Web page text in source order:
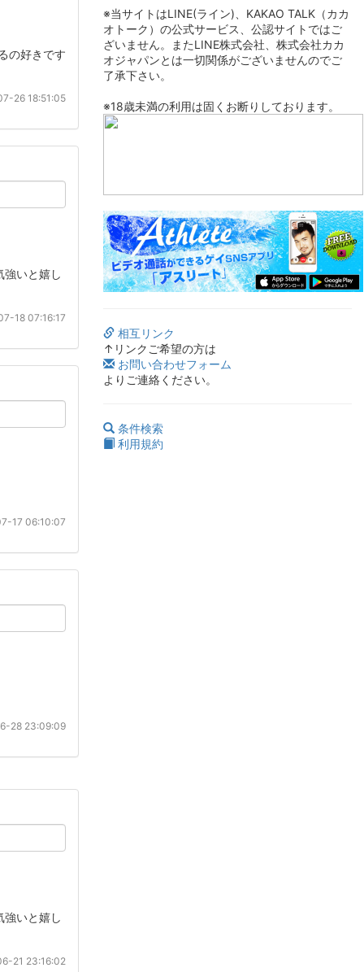
の好きです
26 18:51:05
強いと嬉し
18 07:16:17
17 06:10:07
28 23:09:09
強いと嬉し
21 23:16:02
※当サイトはLINE(ライン)、KAKAO TALK（カカ
オトーク）の公式サービス、公認サイトではご
ざいません。またLINE株式会社、株式会社カカ
オジャパンとは一切関係がございませんのでご
了承下さい。
※18歳未満の利用は固くお断りしております。
相互リンク
↑リンクご希望の方は
お問い合わせフォーム
よりご連絡ください。
条件検索
利用規約